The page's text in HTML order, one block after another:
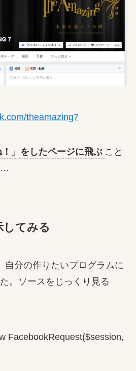
theamazing7
！」をしたページに飛ぶ こと
…
してみる
自分の作りたいプログラムに
。ソースをじっくり見る
FacebookRequest($session,